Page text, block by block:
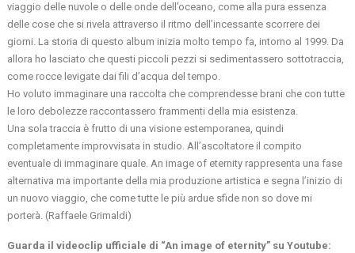
viaggio delle nuvole o delle onde dell’oceano, come alla pura essenza
delle cose che si rivela attraverso il ritmo dell’incessante scorrere dei
giorni. La storia di questo album inizia molto tempo fa, intorno al 1999. Da
allora ho lasciato che questi piccoli pezzi si sedimentassero sottotraccia,
come rocce levigate dai fili d’acqua del tempo.
Ho voluto immaginare una raccolta che comprendesse brani che con tutte
le loro debolezze raccontassero frammenti della mia esistenza.
Una sola traccia è frutto di una visione estemporanea, quindi
completamente improvvisata in studio. All’ascoltatore il compito
eventuale di immaginare quale. An image of eternity rappresenta una fase
alternativa ma importante della mia produzione artistica e segna l’inizio di
un nuovo viaggio, che come tutte le più ardue sfide non so dove mi
porterà. (Raffaele Grimaldi)
Guarda il videoclip ufficiale di “An image of eternity” su Youtube: